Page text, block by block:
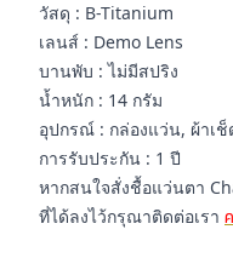
วัสดุ : B-Titanium
เลนส์ : Demo Lens
บานพับ : ไม่มีสปริง
น้ำหนัก : 14 กรัม
อุปกรณ์ : กล่องแว่น, ผ้าเ
การรับประกัน : 1 ปี
หากสนใจสั่งชื้อแว่นตา
ที่ได้ลงไว้กรุณาติดต่อเรา